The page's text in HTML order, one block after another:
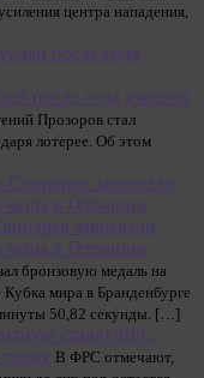
центра нападения,
после года участия
Прозоров стал
лотерее. Об этом
завоевали
мира в Германии
бронзовую медаль на
мира в Бранденбурге
минуты 50,82 секунды. […]
ФРС
В ФРС отмечают,